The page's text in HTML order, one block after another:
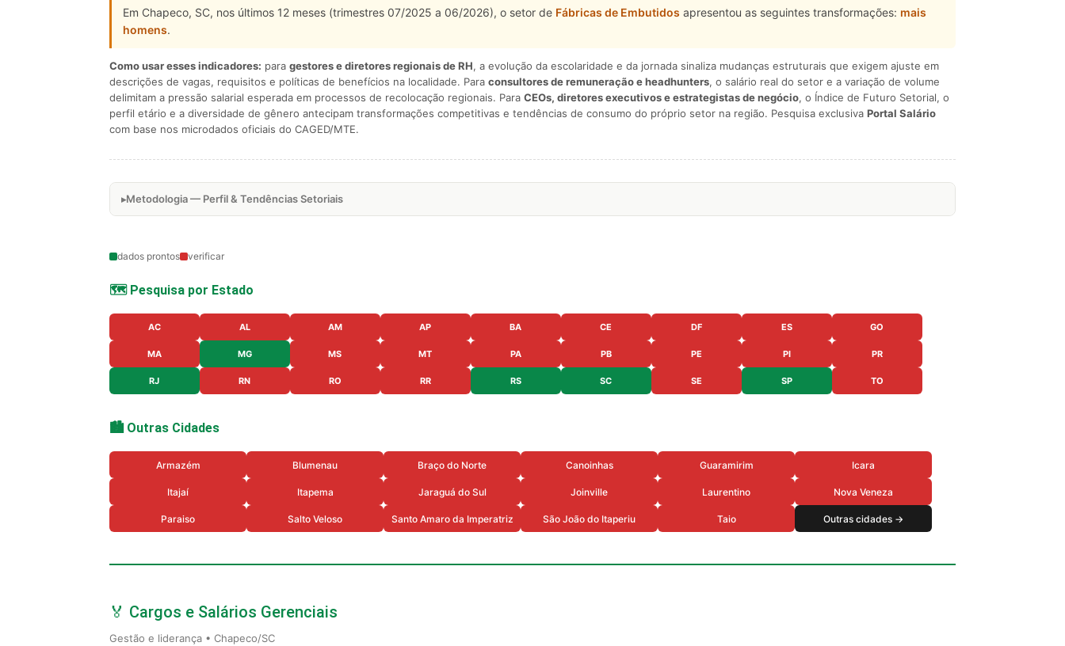
Em Chapeco, SC, nos últimos 12 meses (trimestres 07/2025 a 06/2026), o setor de Fábricas de Embutidos apresentou as seguintes transformações: mais
homens.
Como usar esses indicadores: para gestores e diretores regionais de RH, a evolução da escolaridade e da jornada sinaliza mudanças estruturais que exigem ajuste em
descrições de vagas, requisitos e políticas de benefícios na localidade. Para consultores de remuneração e headhunters, o salário real do setor e a variação de volume
delimitam a pressão salarial esperada em processos de recolocação regionais. Para CEOs, diretores executivos e estrategistas de negócio, o Índice de Futuro Setorial, o
perfil etário e a diversidade de gênero antecipam transformações competitivas e tendências de consumo do próprio setor na região. Pesquisa exclusiva Portal Salário
com base nos microdados oficiais do CAGED/MTE.
Metodologia — Perfil & Tendências Setoriais
dados prontos verificar
🗺️ Pesquisa por Estado
AC AL AM AP BA CE DF ES GO
MA MG MS MT PA PB PE PI PR
RJ RN RO RR RS SC SE SP TO
🏙️ Outras Cidades
Armazém Blumenau Braço do Norte Canoinhas Guaramirim Icara
Itajaí Itapema Jaraguá do Sul Joinville Laurentino Nova Veneza
Paraiso Salto Veloso Santo Amaro da Imperatriz São João do Itaperiu Taio Outras cidades →
🏅 Cargos e Salários Gerenciais
Gestão e liderança • Chapeco/SC